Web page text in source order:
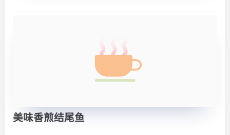
美味香煎结尾鱼